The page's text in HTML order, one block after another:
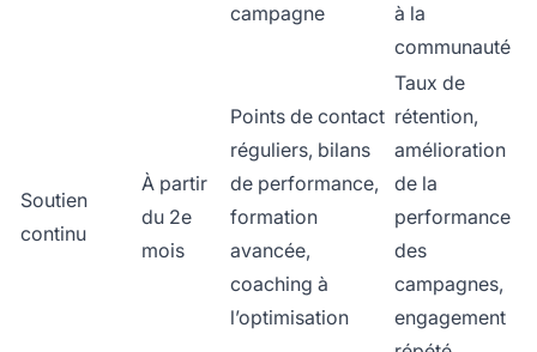
campagne
à la
communauté
Soutien
continu
À partir
du 2e
mois
Points de contact
réguliers, bilans
de performance,
formation
avancée,
coaching à
l’optimisation
Taux de
rétention,
amélioration
de la
performance
des
campagnes,
engagement